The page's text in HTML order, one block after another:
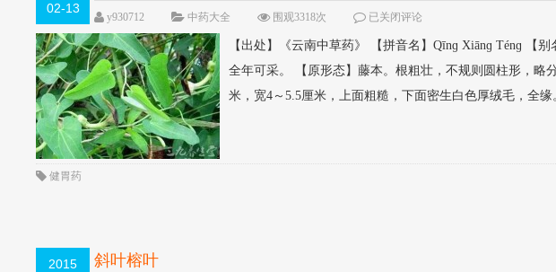
02-13
y930712 中药大全 围观3318次 已关闭评论
【出处】《云南中草药》 【拼音名】Qīnɡ Xiānɡ Ténɡ 【
全年可采。 【原形态】藤本。根粗壮，不规则圆柱形，略
米，宽4～5.5厘米，上面粗糙，下面密生白色厚绒毛，全缘
健胃药
2015
斜叶榕叶